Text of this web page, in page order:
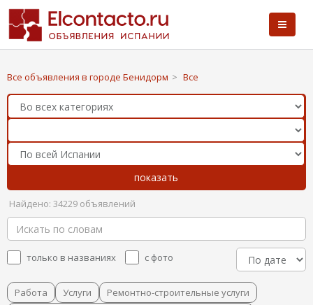
Все объявления в городе Бенидорм > Все
Найдено: 34229 объявлений
только в названиях с фото
Работа Услуги
Ремонтно-строительные услуги